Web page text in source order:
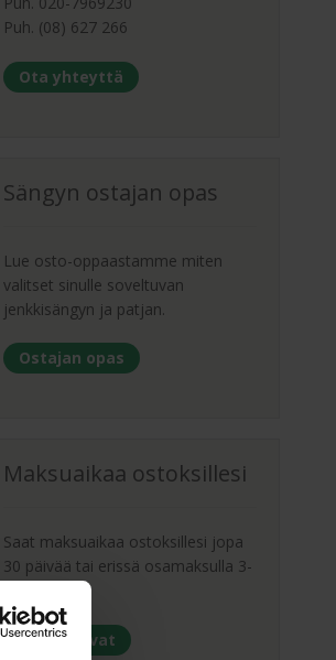
Puh. (08) 627 266
Ota yhteyttä
Sängyn ostajan opas
Lue osto-oppaastamme miten
valitset sinulle soveltuvan
jenkkisängyn ja patjan.
Ostajan opas
Maksuaikaa ostoksillesi
Saat maksuaikaa ostoksillesi jopa
30 päivää tai erissä osamaksulla 3-
Maksutavat